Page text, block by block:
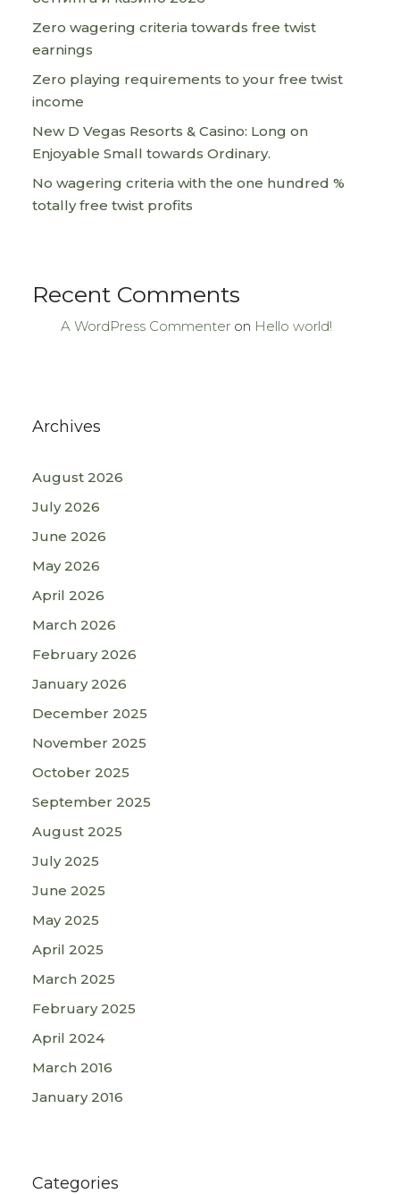
Zero wagering criteria towards free twist
earnings
Zero playing requirements to your free twist
income
New D Vegas Resorts & Casino: Long on
Enjoyable Small towards Ordinary.
No wagering criteria with the one hundred %
totally free twist profits
Recent Comments
A WordPress Commenter on Hello world!
Archives
August 2026
July 2026
June 2026
May 2026
April 2026
March 2026
February 2026
January 2026
December 2025
November 2025
October 2025
September 2025
August 2025
July 2025
June 2025
May 2025
April 2025
March 2025
February 2025
April 2024
March 2016
January 2016
Categories